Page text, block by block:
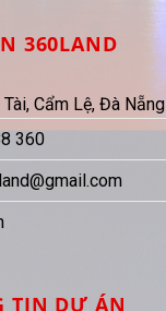
360LAND
Cẩm Lệ, Đà Nẵng
360
TIN DỰ ÁN